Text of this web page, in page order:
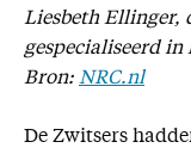
Liesbeth Ellinger,
gespecialiseerd in
Bron: NRC.nl
De Zwitsers